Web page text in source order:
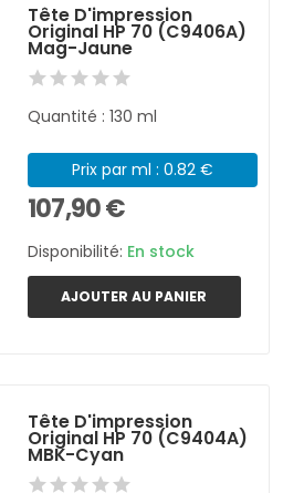
Tête D'impression
Original HP 70 (C9406A)
Mag-Jaune
Quantité : 130 ml
Prix par ml : 0.82 €
107,90 €
Disponibilité: En stock
AJOUTER AU PANIER
Tête D'impression
Original HP 70 (C9404A)
MBK-Cyan